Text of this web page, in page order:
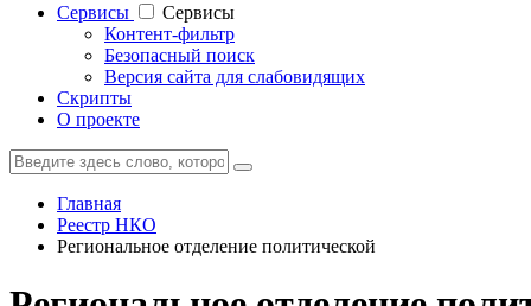
Cервисы
Cервисы
Контент-фильтр
Безопасный поиск
Версия сайта для слабовидящих
Скрипты
О проекте
Главная
Реестр НКО
Региональное отделение политической